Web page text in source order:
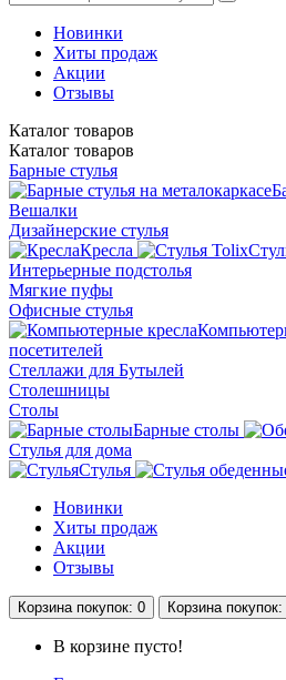
Новинки
Хиты продаж
Акции
Отзывы
Каталог товаров
Каталог товаров
Барные стулья
Вешалки
Дизайнерские стулья
Кресла
Интерьерные подстолья
Мягкие пуфы
Офисные стулья
посетителей
Стеллажи для Бутылей
Столешницы
Столы
Барные столы
Стулья для дома
Стулья
Новинки
Хиты продаж
Акции
Отзывы
Корзинапокупок: 0 Корзинапокупок:
В корзине пусто!